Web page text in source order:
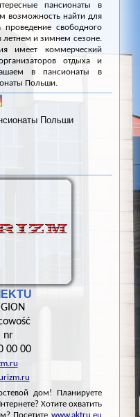
пансионаты в
возможность найти для
свободного
летнем и зимнем сезоне.
имеет коммерческий
отдыха и
в пансионаты в
Польши.
Польши
nr
00 00
дом! Планируете
Хотите охватить
Посетите www.aktru.eu